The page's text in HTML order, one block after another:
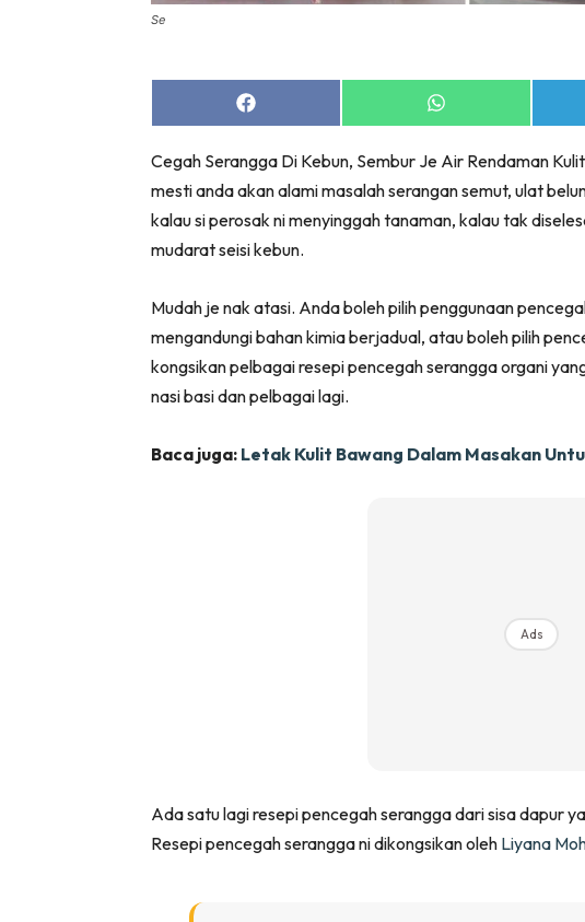
Bilik Air
Impiana
Makeover
Destinasi
Hartanah
Ilham Impiana
Se
Share
on
Share
on
Cegah Serangga Di Kebun, Sembur Je Air Rendaman
mesti anda akan alami masalah serangan semut, ulat
kalau si perosak ni menyinggah tanaman, kalau tak
mudarat seisi kebun.
Mudah je nak atasi. Anda boleh pilih penggunaan
mengandungi bahan kimia berjadual, atau boleh pilih
kongsikan pelbagai resepi pencegah serangga organi
nasi basi dan pelbagai lagi.
Baca juga: Letak Kulit Bawang Dalam Masakan
Ads
Ada satu lagi resepi pencegah serangga dari sisa dapur
Resepi pencegah serangga ni dikongsikan oleh Liyana